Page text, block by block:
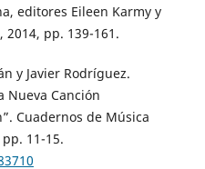
editores Eileen Karmy y
2014, pp. 139-161.
y Javier Rodríguez.
Nueva Canción
Cuadernos de Música
11-15.